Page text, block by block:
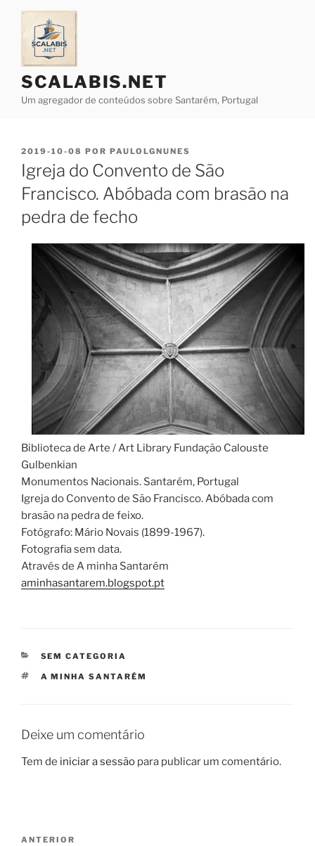
Saltar
conteúdo
SCALABIS.NET
Um agregador de conteúdos sobre Santarém, Portugal
PUBLICADO
EM
2019-10-08 POR PAULOLGNUNES
Igreja do Convento de São
Francisco. Abóbada com brasão na
pedra de fecho
Biblioteca de Arte / Art Library Fundação Calouste
Gulbenkian
Monumentos Nacionais. Santarém, Portugal
Igreja do Convento de São Francisco. Abóbada com
brasão na pedra de feixo.
Fotógrafo: Mário Novais (1899-1967).
Fotografia sem data.
Através de A minha Santarém
aminhasantarem.blogspot.pt
CATEGORIAS
SEM CATEGORIA
ETIQUETAS
A MINHA SANTARÉM
Deixe um comentário
Tem de iniciar a sessão para publicar um comentário.
Navegação
Conteúdo
ANTERIOR